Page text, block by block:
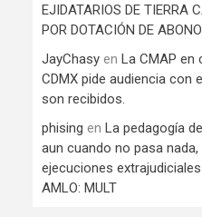
EJIDATARIOS DE TIERRA
POR DOTACIÓN DE ABONO
JayChasy en La CMAP en
CDMX pide audiencia con
son recibidos.
phising en La pedagogía
aun cuando no pasa
ejecuciones
AMLO: MULT